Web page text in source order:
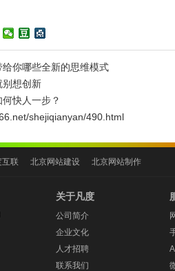
你哪些全新的思维模式
别想创新
快人一步？
shejiqianyan/490.html
互联 北京网站建设 北京网站制作
关于凡度
公司简介
企业文化
人才招聘
联系我们